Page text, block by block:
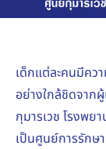
เด็กแต่ละคนมีคว
อย่างใกล้ชิดจาก
กุมารเวช โรงพย
เป็นศูนย์การรักษ